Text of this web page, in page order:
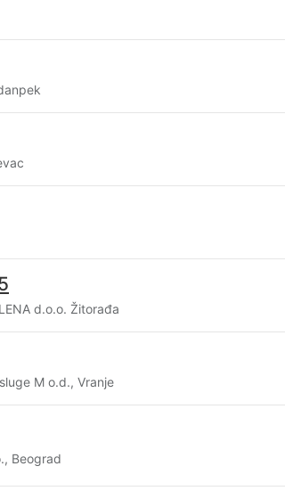
d.o.o. Žitorađa
M o.d., Vranje
Beograd